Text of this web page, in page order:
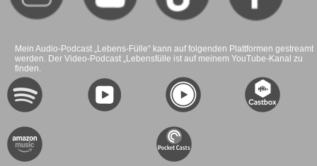
Mein Audio-Podcast „Lebens-Fülle“ kann auf folgenden Plattformen gestreamt
werden. Der Video-Podcast „Lebensfülle ist auf meinem YouTube-Kanal zu
finden.